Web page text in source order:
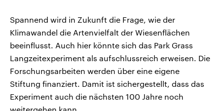
Spannend wird in Zukunft die Frage, wie der
Klimawandel die Artenvielfalt der Wiesenflächen
beeinflusst. Auch hier könnte sich das Park Grass
Langzeitexperiment als aufschlussreich erweisen. Die
Forschungsarbeiten werden über eine eigene
Stiftung finanziert. Damit ist sichergestellt, dass das
Experiment auch die nächsten 100 Jahre noch